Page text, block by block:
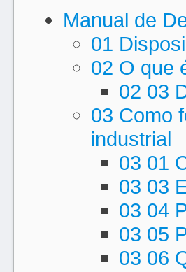
Manual de
01
02 O que
02 03
03 Como
industrial
03 01
03 03
03 04
03 05
03 06